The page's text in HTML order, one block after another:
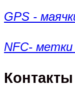
GPS -
NFC-
Контакты